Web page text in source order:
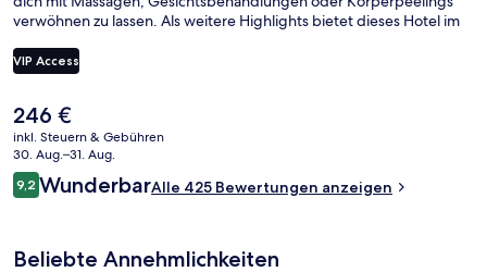
verwöhnen zu lassen. Als weitere Highlights bietet dieses Hotel im
Loungebar. Andere Reisende lieben das hilfsbereite Personal.
VIP Access
Der
aktuelle
Preis
beträgt
246 €.
246 €
inkl. Steuern & Gebühren
30. Aug.–31. Aug.
Bewertungen
9,29,2 von 10.
WunderbarAlle 425 Bewertungen anzeigen
Beliebte Annehmlichkeiten